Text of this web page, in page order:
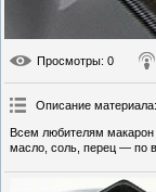
Просмотры: 0
Описание материала:
Всем любителям
масло, соль, перец — по